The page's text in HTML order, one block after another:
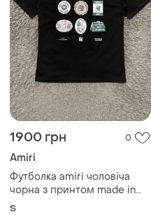
1900 грн 0
Amiri
Футболка amiri чоловіча
чорна з принтом made in
usa
S